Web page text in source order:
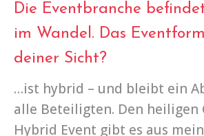
Die Eventbranche
im Wandel. Das
deiner Sicht?
…ist hybrid – und bleibt ein
alle Beteiligten. Den heiligen
Hybrid Event gibt es aus